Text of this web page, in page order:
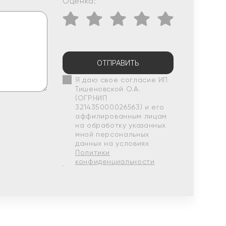
ОТПРАВИТЬ
Я даю свое согласие ИП
Тишеновской О.А.
(ОГРНИП
321435000026563) и его
аффилированным лицам
на обработку указанных
мной персональных
данных на условиях
Политики
конфиденциальности